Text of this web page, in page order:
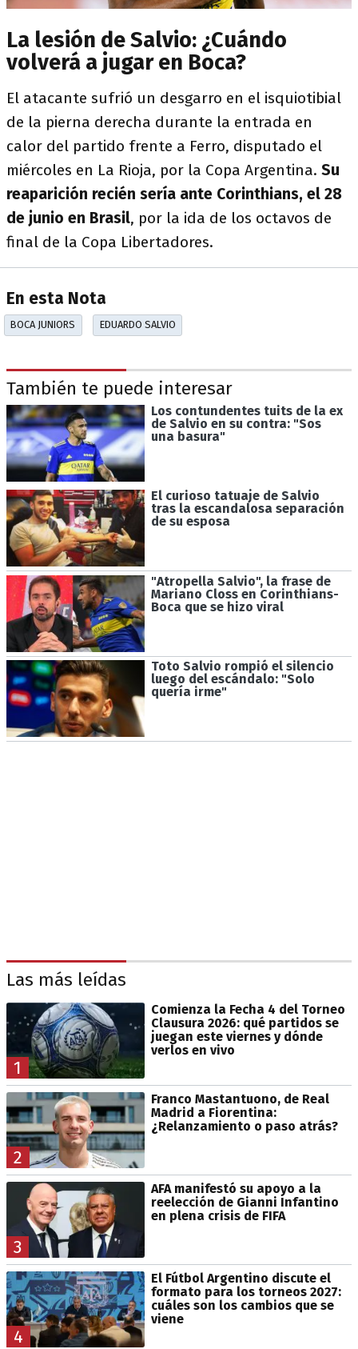
La lesión de Salvio: ¿Cuándo
volverá a jugar en Boca?
El atacante sufrió un desgarro en el isquiotibial
de la pierna derecha durante la entrada en
calor del partido frente a Ferro, disputado el
miércoles en La Rioja, por la Copa Argentina. Su
reaparición recién sería ante Corinthians, el 28
de junio en Brasil, por la ida de los octavos de
final de la Copa Libertadores.
En esta Nota
BOCA JUNIORS EDUARDO SALVIO
También te puede interesar
Los contundentes tuits de la ex
de Salvio en su contra: "Sos
una basura"
El curioso tatuaje de Salvio
tras la escandalosa separación
de su esposa
"Atropella Salvio", la frase de
Mariano Closs en Corinthians-
Boca que se hizo viral
Toto Salvio rompió el silencio
luego del escándalo: "Solo
quería irme"
Las más leídas
1
Comienza la Fecha 4 del Torneo
Clausura 2026: qué partidos se
juegan este viernes y dónde
verlos en vivo
2
Franco Mastantuono, de Real
Madrid a Fiorentina:
¿Relanzamiento o paso atrás?
3
AFA manifestó su apoyo a la
reelección de Gianni Infantino
en plena crisis de FIFA
4
El Fútbol Argentino discute el
formato para los torneos 2027:
cuáles son los cambios que se
viene